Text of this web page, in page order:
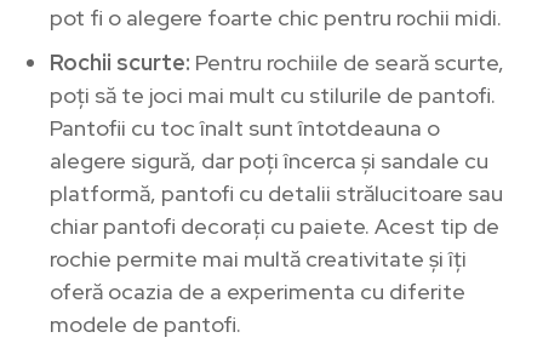
pot fi o alegere foarte chic pentru rochii midi.
Rochii scurte: Pentru rochiile de seară scurte,
poți să te joci mai mult cu stilurile de pantofi.
Pantofii cu toc înalt sunt întotdeauna o
alegere sigură, dar poți încerca și sandale cu
platformă, pantofi cu detalii strălucitoare sau
chiar pantofi decorați cu paiete. Acest tip de
rochie permite mai multă creativitate și îți
oferă ocazia de a experimenta cu diferite
modele de pantofi.